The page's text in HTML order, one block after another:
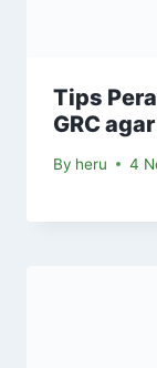
Tips
GRC
By heru 4